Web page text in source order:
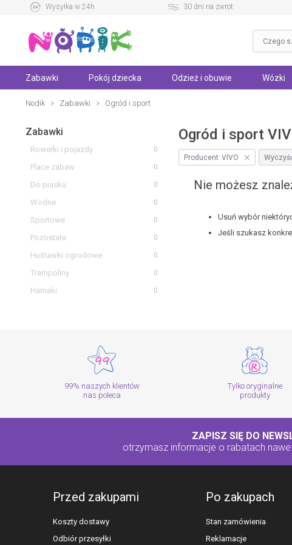
Wysyłka w 24h 30 dni na zwrot
Zabawki Pokój dziecka Odzież i obuwie Wózki
Nodik Zabawki Ogród i sport
Ogród i sport
Zabawki
Rowerki i pojazdy 0
Place zabaw 0
Do piasku 0
Wodne 0
Sportowe 0
Pozostałe 0
Huśtawki ogrodowe 0
Trampoliny 0
Hamaki 0
Producent: VIVO
Nie możesz
Usuń wybór
Jeśli szukasz
99% naszych klientów
nas poleca
Tylko oryginalne
produkty
ZAPISZ SIĘ DO
otrzymasz informacje o rabatach
Przed zakupami
Koszty dostawy
Odbiór przesyłki
Po zakupach
Stan zamówienia
Reklamacje